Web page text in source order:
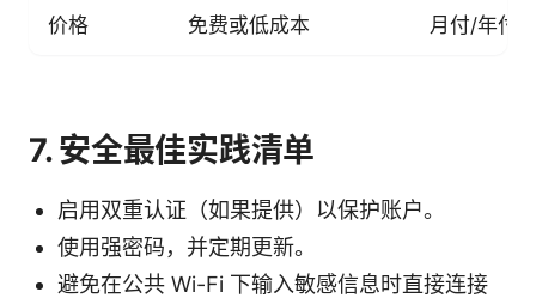
价格 免费或低成本 月付/年付
7. 安全最佳实践清单
启用双重认证（如果提供）以保护账户。
使用强密码，并定期更新。
避免在公共 Wi-Fi 下输入敏感信息时直接连接